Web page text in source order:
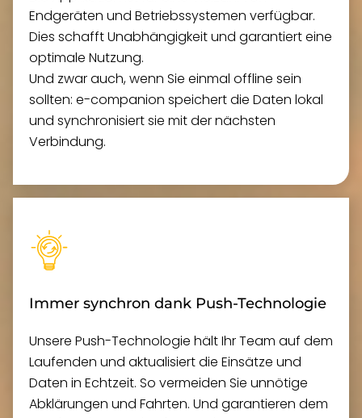
Endgeräten und Betriebssystemen verfügbar.
Dies schafft Unabhängigkeit und garantiert eine
optimale Nutzung.
Und zwar auch, wenn Sie einmal offline sein
sollten: e-companion speichert die Daten lokal
und synchronisiert sie mit der nächsten
Verbindung.
Immer synchron dank Push-Technologie
Unsere Push-Technologie hält Ihr Team auf dem
Laufenden und aktualisiert die Einsätze und
Daten in Echtzeit. So vermeiden Sie unnötige
Abklärungen und Fahrten. Und garantieren dem